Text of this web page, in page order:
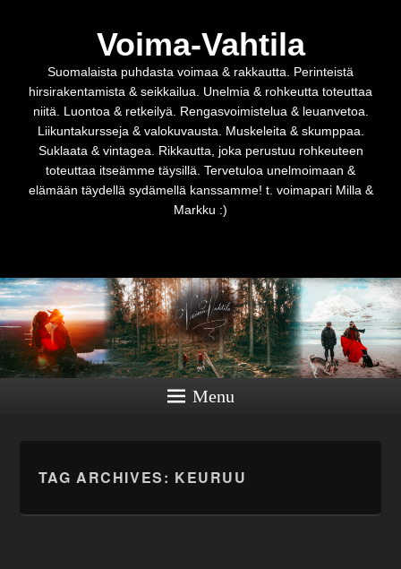
Voima-Vahtila
Suomalaista puhdasta voimaa & rakkautta. Perinteistä
hirsirakentamista & seikkailua. Unelmia & rohkeutta toteuttaa
niitä. Luontoa & retkeilyä. Rengasvoimistelua & leuanvetoa.
Liikuntakursseja & valokuvausta. Muskeleita & skumppaa.
Suklaata & vintagea. Rikkautta, joka perustuu rohkeuteen
toteuttaa itseämme täysillä. Tervetuloa unelmoimaan &
elämään täydellä sydämellä kanssamme! t. voimapari Milla &
Markku :)
Menu
TAG ARCHIVES: KEURUU